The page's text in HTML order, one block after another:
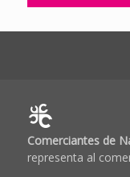
Comerciantes de
representa al